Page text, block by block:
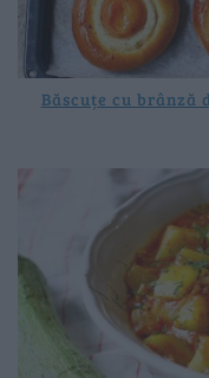
Băscuțe cu brânză